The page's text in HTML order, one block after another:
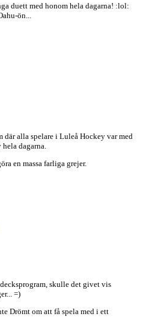
duett med honom hela dagarna! :lol:
ön...
där alla spelare i Luleå Hockey var med
dagarna.
en massa farliga grejer.
skulle det givet vis
=)
Drömt om att få spela med i ett